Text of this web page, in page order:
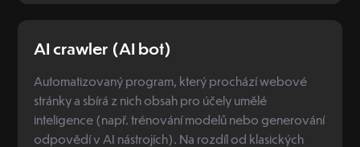
AI crawler (AI bot)
Automatizovaný program, který prochází webové
stránky a sbírá z nich obsah pro účely umělé
inteligence (např. trénování modelů nebo generování
odpovědí v AI nástrojích). Na rozdíl od klasických